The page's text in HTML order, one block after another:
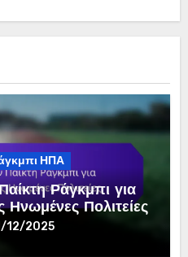
ΗΠΑ
Ράγκμπι για
Ηνωμένες Πολιτείες
12/2025